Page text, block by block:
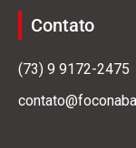
Contato
(73) 9 9172-2475